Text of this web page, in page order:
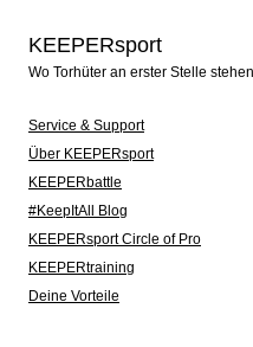
KEEPERsport
Wo Torhüter an erster Stelle
Service & Support
Über KEEPERsport
KEEPERbattle
#KeepItAll Blog
KEEPERsport Circle of Pro
KEEPERtraining
Deine Vorteile